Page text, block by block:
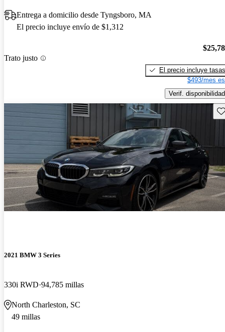
Entrega a domicilio desde Tyngsboro, MA
El precio incluye envío de $1,312
Trato justo
El precio incluye tasas
$493/mes
Verif. disponibilidad
2021 BMW 3 Series
330i RWD 94,785 millas
North Charleston, SC
49 millas